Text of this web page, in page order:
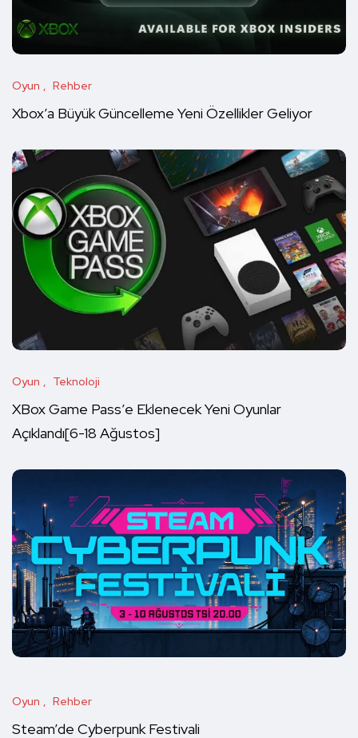
Oyun Rehber
Xbox’a Büyük Güncelleme Yeni Özellikler Geliyor
Oyun Teknoloji
XBox Game Pass’e Eklenecek Yeni Oyunlar
Açıklandı[6-18 Ağustos]
Oyun Rehber
Steam’de Cyberpunk Festivali